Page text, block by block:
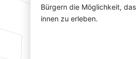
Bürgern die Möglichkeit,
innen zu erleben.